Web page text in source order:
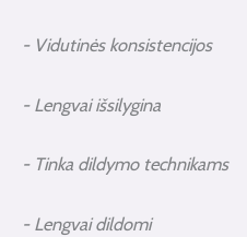
- Vidutinės konsistencijos
- Lengvai išsilygina
- Tinka dildymo technikams
- Lengvai dildomi